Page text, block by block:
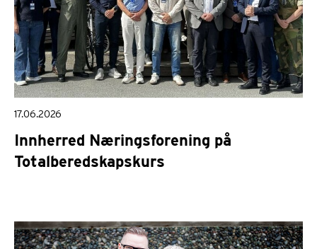
17.06.2026
Innherred Næringsforening på
Totalberedskapskurs